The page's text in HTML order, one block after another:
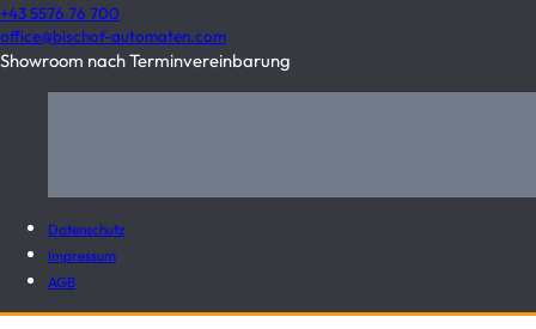
+43 5576 76 700
office@bischof-automaten.com
Showroom nach Terminvereinbarung
Datenschutz
Impressum
AGB